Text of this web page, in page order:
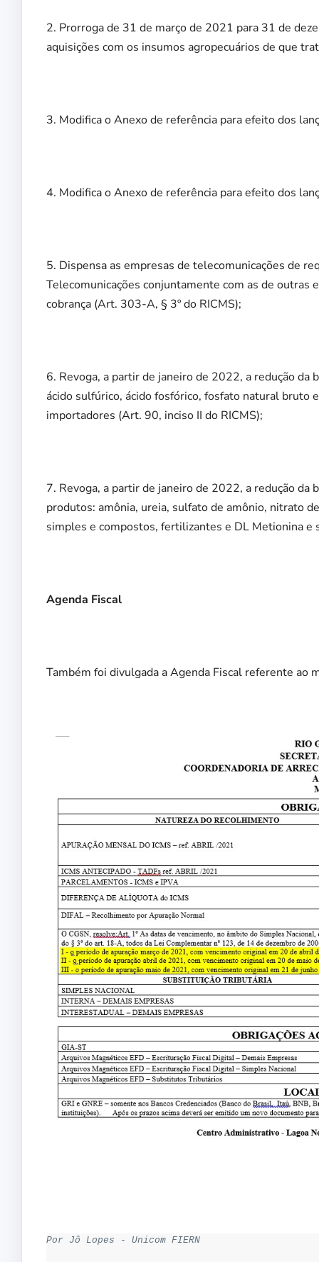
2. Prorroga de 31 de março de 2021 para 31 de
aquisições com os insumos agropecuários de que
3. Modifica o Anexo de referência para efeito dos
4. Modifica o Anexo de referência para efeito dos
5. Dispensa as empresas de telecomunicações de
Telecomunicações conjuntamente com as de
cobrança (Art. 303-A, § 3º do RICMS);
6. Revoga, a partir de janeiro de 2022, a redução da
ácido sulfúrico, ácido fosfórico, fosfato natural
importadores (Art. 90, inciso II do RICMS);
7. Revoga, a partir de janeiro de 2022, a redução
produtos: amônia, ureia, sulfato de amônio, nitrato
simples e compostos, fertilizantes e DL Metionina e
Agenda Fiscal
Também foi divulgada a Agenda Fiscal referente ao
Por Jô Lopes - Unicom FIERN